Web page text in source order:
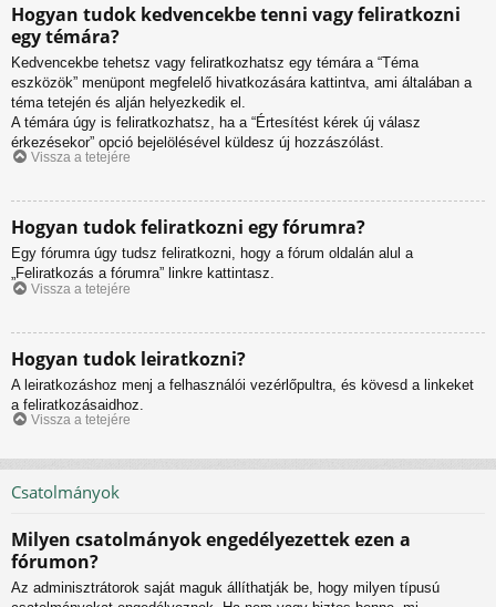
Hogyan tudok kedvencekbe tenni vagy feliratkozni
egy témára?
Kedvencekbe tehetsz vagy feliratkozhatsz egy témára a “Téma
eszközök” menüpont megfelelő hivatkozására kattintva, ami általában a
téma tetején és alján helyezkedik el.
A témára úgy is feliratkozhatsz, ha a “Értesítést kérek új válasz
érkezésekor” opció bejelölésével küldesz új hozzászólást.
Vissza a tetejére
Hogyan tudok feliratkozni egy fórumra?
Egy fórumra úgy tudsz feliratkozni, hogy a fórum oldalán alul a
„Feliratkozás a fórumra” linkre kattintasz.
Vissza a tetejére
Hogyan tudok leiratkozni?
A leiratkozáshoz menj a felhasználói vezérlőpultra, és kövesd a linkeket
a feliratkozásaidhoz.
Vissza a tetejére
Csatolmányok
Milyen csatolmányok engedélyezettek ezen a
fórumon?
Az adminisztrátorok saját maguk állíthatják be, hogy milyen típusú